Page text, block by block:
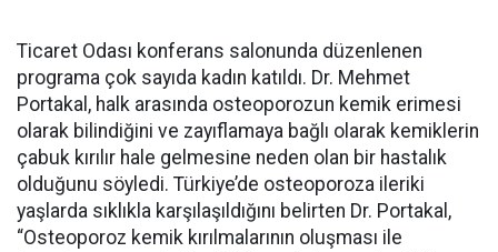
Ticaret Odası konferans salonunda düzenlenen
programa çok sayıda kadın katıldı. Dr. Mehmet
Portakal, halk arasında osteoporozun kemik erimesi
olarak bilindiğini ve zayıflamaya bağlı olarak kemiklerin
çabuk kırılır hale gelmesine neden olan bir hastalık
olduğunu söyledi. Türkiye’de osteoporoza ileriki
yaşlarda sıklıkla karşılaşıldığını belirten Dr. Portakal,
“Osteoporoz kemik kırılmalarının oluşması ile